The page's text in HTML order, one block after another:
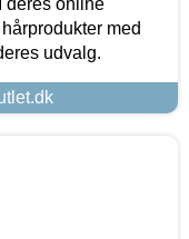
med
udvalg.